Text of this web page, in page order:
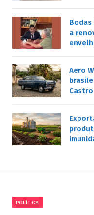
Bodas
a
Aero
Castro
POLÍTICA